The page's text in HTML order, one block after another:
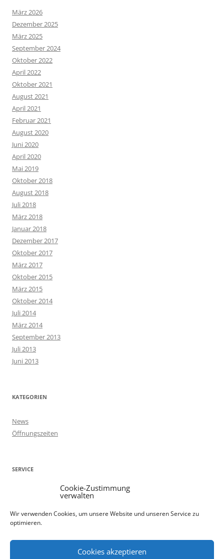
Cookie-Zustimmung
verwalten
Wir verwenden Cookies, um unsere Website und unseren Service zu
optimieren.
Cookies akzeptieren
März 2026
Dezember 2025
März 2025
September 2024
Oktober 2022
April 2022
Oktober 2021
August 2021
April 2021
Februar 2021
August 2020
Juni 2020
April 2020
Mai 2019
Oktober 2018
August 2018
Juli 2018
März 2018
Januar 2018
Dezember 2017
Oktober 2017
März 2017
Oktober 2015
März 2015
Oktober 2014
Juli 2014
März 2014
September 2013
Juli 2013
Juni 2013
KATEGORIEN
News
Öffnungszeiten
SERVICE
Anfahrt
Impressum